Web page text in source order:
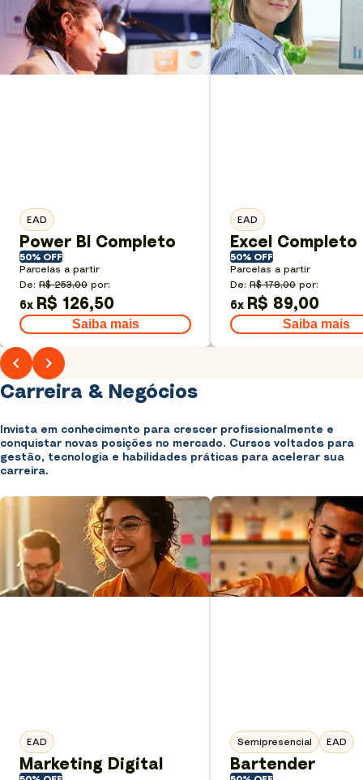
EAD
Power BI Completo
50% OFF
Parcelas a partir
De: R$ 253,00 por:
6x R$ 126,50
Saiba mais
EAD
Excel Completo
50% OFF
Parcelas a partir
De: R$ 178,00 por:
6x R$ 89,00
Saiba mais
Carreira & Negócios
Invista em conhecimento para crescer profissionalmente e
conquistar novas posições no mercado. Cursos voltados para
gestão, tecnologia e habilidades práticas para acelerar sua
carreira.
EAD
Marketing Digital
Semipresencial EAD
Bartender